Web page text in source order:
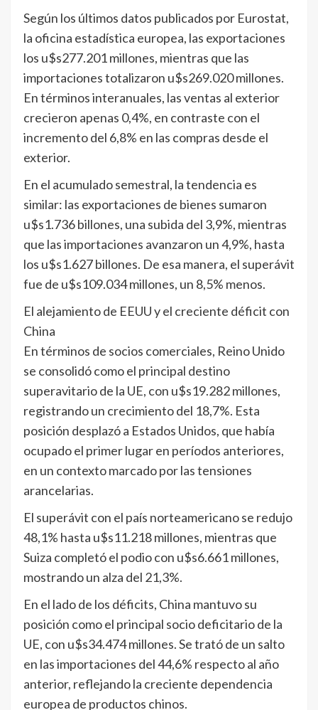
Según los últimos datos publicados por Eurostat,
la oficina estadística europea, las exportaciones
los u$s277.201 millones, mientras que las
importaciones totalizaron u$s269.020 millones.
En términos interanuales, las ventas al exterior
crecieron apenas 0,4%, en contraste con el
incremento del 6,8% en las compras desde el
exterior.
En el acumulado semestral, la tendencia es
similar: las exportaciones de bienes sumaron
u$s1.736 billones, una subida del 3,9%, mientras
que las importaciones avanzaron un 4,9%, hasta
los u$s1.627 billones. De esa manera, el superávit
fue de u$s109.034 millones, un 8,5% menos.
El alejamiento de EEUU y el creciente déficit con
China
En términos de socios comerciales, Reino Unido
se consolidó como el principal destino
superavitario de la UE, con u$s19.282 millones,
registrando un crecimiento del 18,7%. Esta
posición desplazó a Estados Unidos, que había
ocupado el primer lugar en períodos anteriores,
en un contexto marcado por las tensiones
arancelarias.
El superávit con el país norteamericano se redujo
48,1% hasta u$s11.218 millones, mientras que
Suiza completó el podio con u$s6.661 millones,
mostrando un alza del 21,3%.
En el lado de los déficits, China mantuvo su
posición como el principal socio deficitario de la
UE, con u$s34.474 millones. Se trató de un salto
en las importaciones del 44,6% respecto al año
anterior, reflejando la creciente dependencia
europea de productos chinos.